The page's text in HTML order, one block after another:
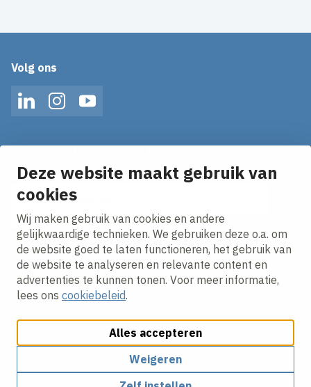
Deze website maakt gebruik van
cookies
Wij maken gebruik van cookies en andere
gelijkwaardige technieken. We gebruiken deze o.a. om
de website goed te laten functioneren, het gebruik van
de website te analyseren en relevante content en
advertenties te kunnen tonen. Voor meer informatie,
lees ons cookiebeleid.
Alles accepteren
Weigeren
Volg ons
LinkedInInstagramYouTube
Ontvang onze nieuws alerts in je mailbox!
E-mailadres
Ik ga akkoord met hetprivacy statement.
Cookies aanpassenCookie beleidPrivacy policy
Algemene inkoopvoorwaarden